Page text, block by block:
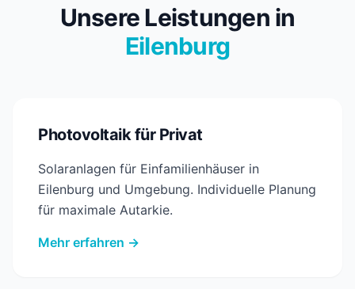
Unsere Leistungen in
Eilenburg
Photovoltaik für Privat
Solaranlagen für Einfamilienhäuser in
Eilenburg und Umgebung. Individuelle Planung
für maximale Autarkie.
Mehr erfahren →